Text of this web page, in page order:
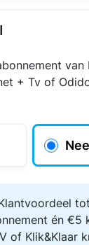
van
+ Tv of
Nee
én €5
of Klik&Klaar